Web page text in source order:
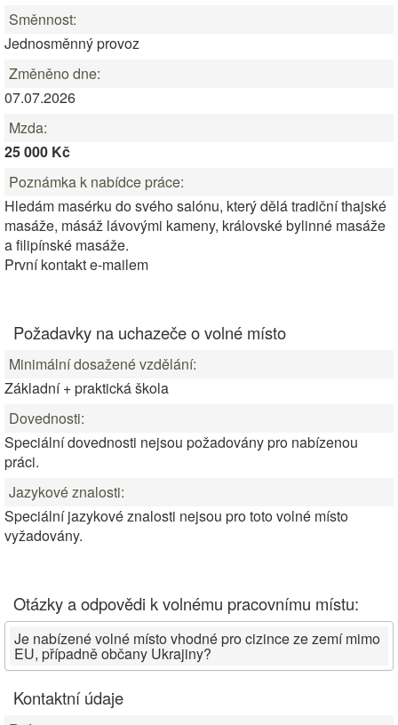
Směnnost:
Jednosměnný provoz
Změněno dne:
07.07.2026
Mzda:
25 000 Kč
Poznámka k nabídce práce:
Hledám masérku do svého salónu, který dělá tradiční thajské
masáže, másáž lávovými kameny, královské bylinné masáže
a filipínské masáže.
První kontakt e-mailem
Požadavky na uchazeče o volné místo
Minimální dosažené vzdělání:
Základní + praktická škola
Dovednosti:
Speciální dovednosti nejsou požadovány pro nabízenou
práci.
Jazykové znalosti:
Speciální jazykové znalosti nejsou pro toto volné místo
vyžadovány.
Otázky a odpovědi k volnému pracovnímu místu:
Je nabízené volné místo vhodné pro cizince ze zemí mimo
EU, případně občany Ukrajiny?
Kontaktní údaje